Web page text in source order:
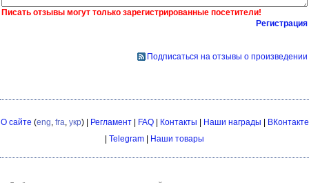
Писать отзывы могут только зарегистрированные посетители!
Регистрация
Подписаться на отзывы о произведении
О сайте (eng fra укр) | Регламент| FAQ| Контакты | Наши награды | ВКонтакте
| Telegram | Наши товары